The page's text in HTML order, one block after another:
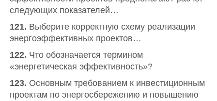
следующих показателей…
121. Выберите корректную схему реализации
энергоэффективных проектов…
122. Что обозначается термином
«энергетическая эффективность»?
123. Основным требованием к инвестиционным
проектам по энергосбережению и повышению